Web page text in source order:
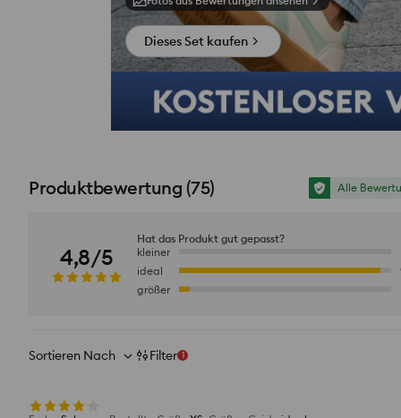
Dieses Set kaufen
Produktbewertung (75) Alle
4,8/5
Hat das Produkt gut gepasst?
kleiner
ideal
größer
Sortieren Nach Filter 1